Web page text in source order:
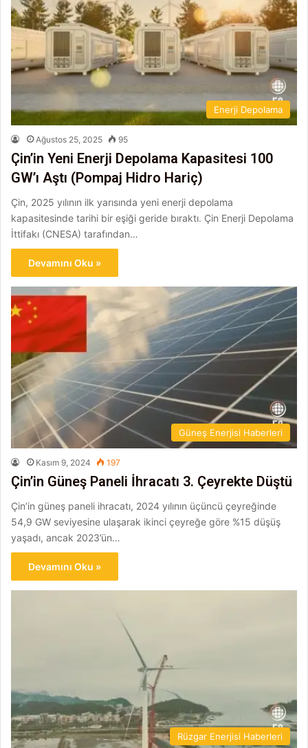
Enerji Depolama
Ağustos 25, 2025 95
Çin’in Yeni Enerji Depolama Kapasitesi 100
GW’ı Aştı (Pompaj Hidro Hariç)
Çin, 2025 yılının ilk yarısında yeni enerji depolama
kapasitesinde tarihi bir eşiği geride bıraktı. Çin Enerji Depolama
İttifakı (CNESA) tarafından…
Devamını Oku »
Güneş Enerjisi Haberleri
Kasım 9, 2024 197
Çin’in Güneş Paneli İhracatı 3. Çeyrekte Düştü
Çin’in güneş paneli ihracatı, 2024 yılının üçüncü çeyreğinde
54,9 GW seviyesine ulaşarak ikinci çeyreğe göre %15 düşüş
yaşadı, ancak 2023’ün…
Devamını Oku »
Rüzgar Enerjisi Haberleri